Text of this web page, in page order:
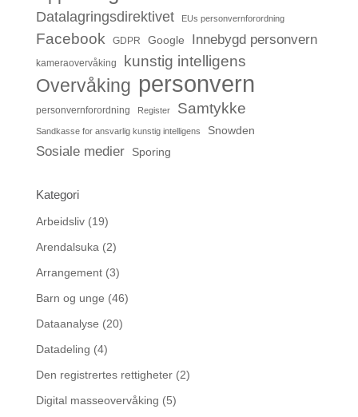
Datalagringsdirektivet EUs personvernforordning
Facebook GDPR Google Innebygd personvern
kameraovervåking kunstig intelligens
Overvåking personvern
personvernforordning Register Samtykke
Sandkasse for ansvarlig kunstig intelligens Snowden
Sosiale medier Sporing
Kategori
Arbeidsliv(19)
Arendalsuka (2)
Arrangement(3)
Barn og unge (46)
Dataanalyse (20)
Datadeling (4)
Den registrertes rettigheter(2)
Digital masseovervåking (5)